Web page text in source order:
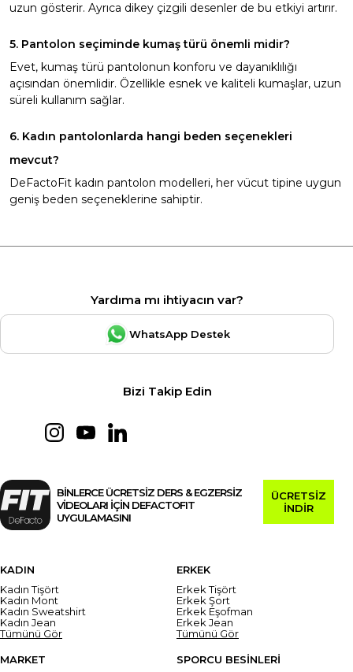
uzun gösterir. Ayrıca dikey çizgili desenler de bu etkiyi artırır.
5. Pantolon seçiminde kumaş türü önemli midir?
Evet, kumaş türü pantolonun konforu ve dayanıklılığı
açısından önemlidir. Özellikle esnek ve kaliteli kumaşlar, uzun
süreli kullanım sağlar.
6. Kadın pantolonlarda hangi beden seçenekleri
mevcut?
DeFactoFit kadın pantolon modelleri, her vücut tipine uygun
geniş beden seçeneklerine sahiptir.
Yardıma mı ihtiyacın var?
WhatsApp Destek
Bizi Takip Edin
BİNLERCE ÜCRETSİZ DERS & EGZERSİZ
VİDEOLARI İÇİN DEFACTOFIT
UYGULAMASINI
ÜCRETSİZ
İNDİR
KADIN
Kadın Tişört
Kadın Mont
Kadın Sweatshirt
Kadın Jean
Tümünü Gör
ERKEK
Erkek Tişört
Erkek Şort
Erkek Eşofman
Erkek Jean
Tümünü Gör
MARKET
SPORCU BESİNLERİ